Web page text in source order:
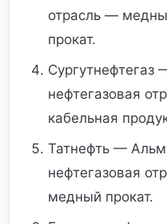
отрасль —
прокат.
Сургутнефтегаз
нефтегазовая
кабельная
Татнефть —
нефтегазовая
медный прокат.